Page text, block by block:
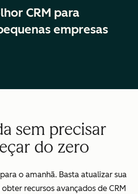
CRM para
empresas
sem precisar
do zero
o amanhã. Basta atualizar sua
recursos avançados de CRM